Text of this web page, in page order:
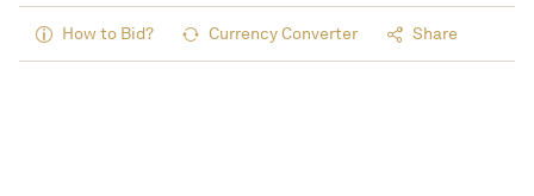
How to Bid? Currency Converter Share